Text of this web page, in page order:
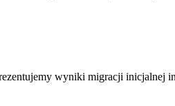
wyniki migracji